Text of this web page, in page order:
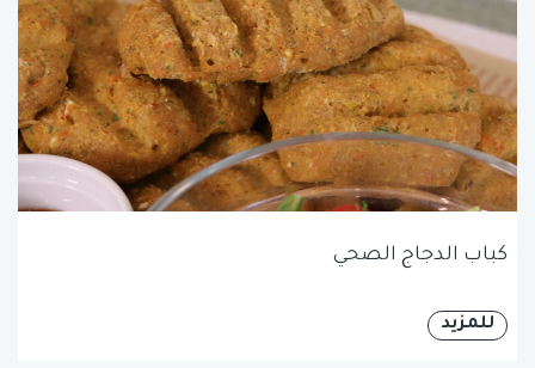
كباب الدجاج الصحي
للمزيد